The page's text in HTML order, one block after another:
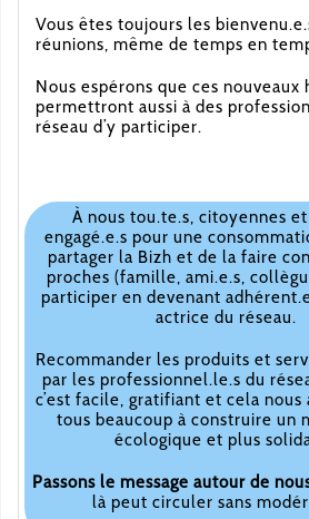
Vous êtes toujours les
réunions, même de temps en
Nous espérons que ces nouveaux
permettront aussi à des
réseau d’y participer.
À nous tou.te.s, citoyennes
engagé.e.s pour une
partager la Bizh et de la faire
proches (famille, ami.e.s,
participer en devenant
actrice du réseau.
Recommander les produits et
par les professionnel.le.s du
c’est facile, gratifiant et cela
tous beaucoup à construire un
écologique et plus
Passons le message autour de
là peut circuler sans